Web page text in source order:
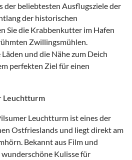
der beliebtesten Ausflugsziele der
der historischen
Sie die Krabbenkutter im Hafen
Zwillingsmühlen.
und die Nähe zum Deich
perfekten Ziel für einen
Leuchtturm
Leuchtturm ist eines der
Ostfrieslands und liegt direkt am
Bekannt aus Film und
Kulisse für